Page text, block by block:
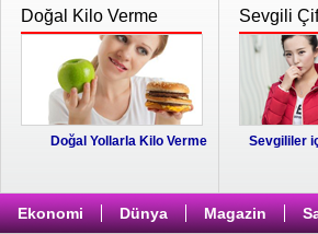
Doğal Kilo Verme
Doğal Yollarla Kilo Verme
Sevgili
Sevgililer
Ekonomi Dünya Magazin